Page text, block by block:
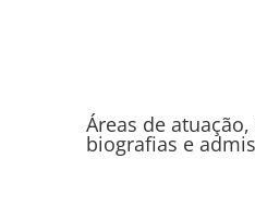
Áreas de atuação,
biografias e